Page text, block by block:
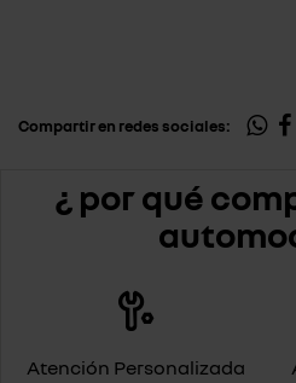
Compartir en redes sociales:
¿ por qué
Atención Personalizada